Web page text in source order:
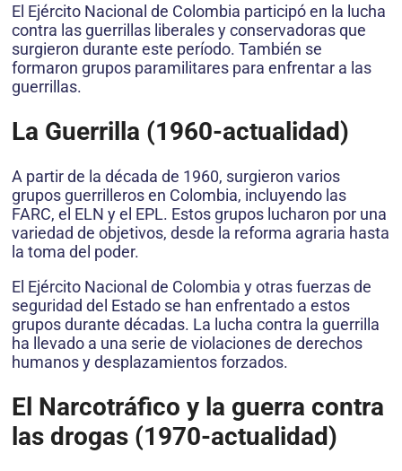
El Ejército Nacional de Colombia participó en la lucha
contra las guerrillas liberales y conservadoras que
surgieron durante este período. También se
formaron grupos paramilitares para enfrentar a las
guerrillas.
La Guerrilla (1960-actualidad)
A partir de la década de 1960, surgieron varios
grupos guerrilleros en Colombia, incluyendo las
FARC, el ELN y el EPL. Estos grupos lucharon por una
variedad de objetivos, desde la reforma agraria hasta
la toma del poder.
El Ejército Nacional de Colombia y otras fuerzas de
seguridad del Estado se han enfrentado a estos
grupos durante décadas. La lucha contra la guerrilla
ha llevado a una serie de violaciones de derechos
humanos y desplazamientos forzados.
El Narcotráfico y la guerra contra
las drogas (1970-actualidad)